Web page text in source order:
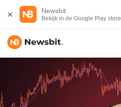
Newsbit
Bekijk in de Google Play store